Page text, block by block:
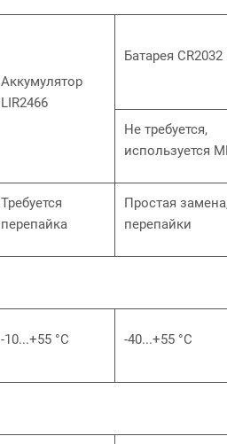
Аккумулятор
LIR2466
Батарея CR2032
Не требуется,
используется
Требуется
перепайка
Простая
перепайки
-10...+55 °С -40...+55 °С